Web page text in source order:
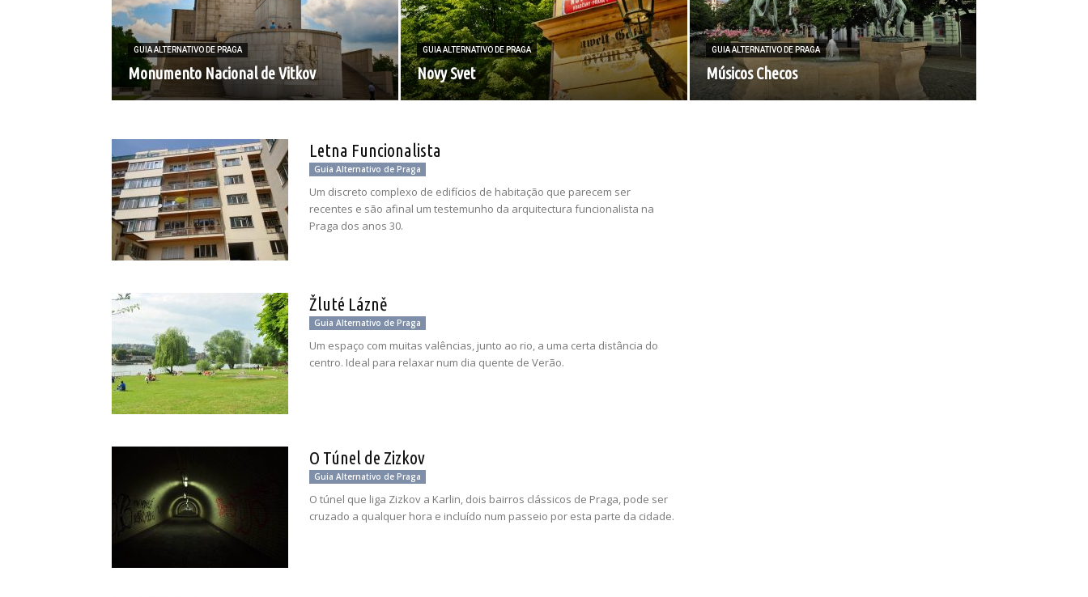
GUIA ALTERNATIVO DE PRAGA
Monumento Nacional de Vitkov
GUIA ALTERNATIVO DE PRAGA
Novy Svet
GUIA ALTERNATIVO DE PRAGA
Músicos Checos
Letna Funcionalista
Guia Alternativo de Praga
Um discreto complexo de edifícios de habitação que parecem ser
recentes e são afinal um testemunho da arquitectura funcionalista na
Praga dos anos 30.
Žluté Lázně
Guia Alternativo de Praga
Um espaço com muitas valências, junto ao rio, a uma certa distância do
centro. Ideal para relaxar num dia quente de Verão.
O Túnel de Zizkov
Guia Alternativo de Praga
O túnel que liga Zizkov a Karlin, dois bairros clássicos de Praga, pode ser
cruzado a qualquer hora e incluído num passeio por esta parte da cidade.